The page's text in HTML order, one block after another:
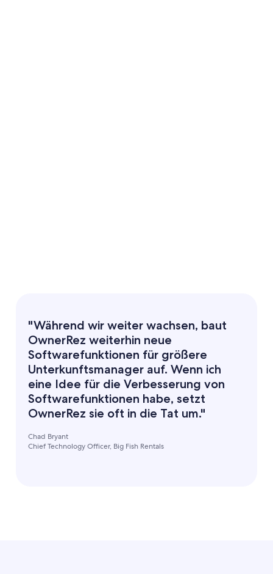
"Während wir weiter wachsen, baut
OwnerRez weiterhin neue
Softwarefunktionen für größere
Unterkunftsmanager auf. Wenn ich
eine Idee für die Verbesserung von
Softwarefunktionen habe, setzt
OwnerRez sie oft in die Tat um."
Chad Bryant
Chief Technology Officer, Big Fish Rentals